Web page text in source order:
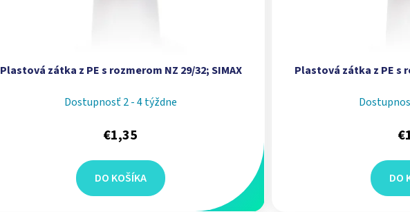
Plastová zátka z PE s rozmerom NZ 29/32; SIMAX
Dostupnosť 2 - 4 týždne
€1,35
DO KOŠÍKA
Plastová zátka z PE s
DO